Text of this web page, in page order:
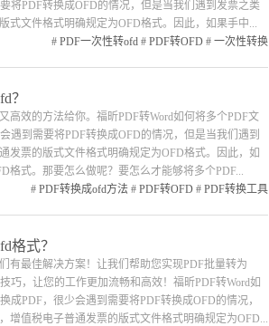
将PDF转换成OFD的情况，但是当我们遇到发票之类
式文件格式明确规定为OFD格式。因此，如果手中...
# PDF一次性转ofd # PDF转OFD # 一次性转换
？
高效的方法给你。福昕PDF转Word如何将多个PDF文
遇到需要将PDF转换成OFD的情况，但是当我们遇到
发票的版式文件格式明确规定为OFD格式。因此，如
格式。那要怎么做呢？要怎么才能够将多个PDF...
# PDF转换成ofd方法 # PDF转OFD # PDF转换工具
格式？
有最佳解决方案！让我们帮助您实现PDF批量转为
巧，让您的工作更加流畅和高效！福昕PDF转Word如
PDF，很少会遇到需要将PDF转换成OFD的情况，
增值税电子普通发票的版式文件格式明确规定为OFD...